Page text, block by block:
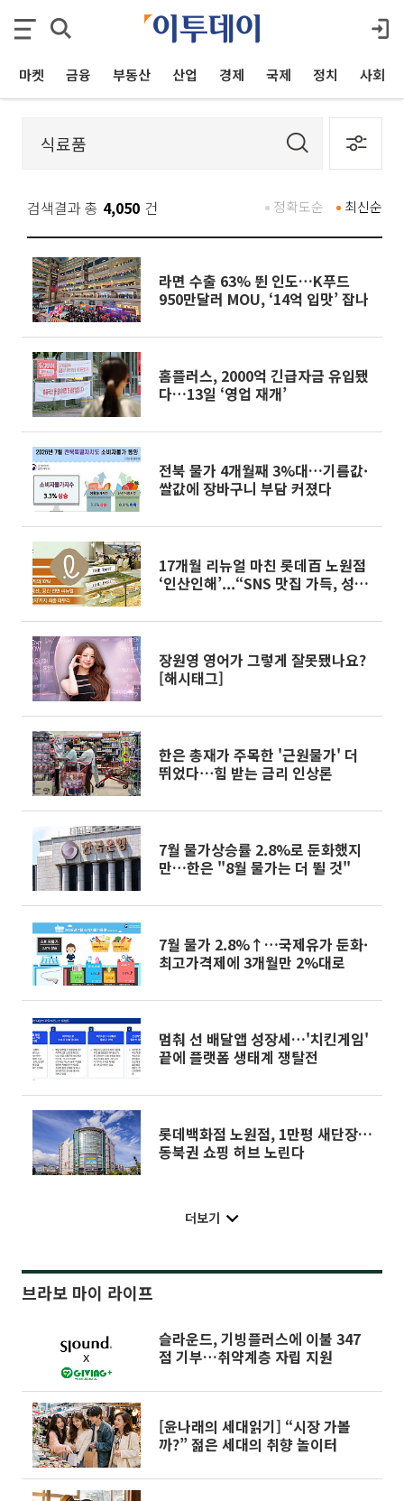
마켓 금융 부동산 산업 경제 국제 정치 사회
검색결과 총 4,050 건 최신순
정확도순
라면 수출 63% 뛴 인도…K푸드
950만달러 MOU, ‘14억 입맛’ 잡나
홈플러스, 2000억 긴급자금 유입됐
다…13일 ‘영업 재개’
전북 물가 4개월째 3%대…기름값·
쌀값에 장바구니 부담 커졌다
17개월 리뉴얼 마친 롯데百 노원점
‘인산인해’...“SNS 맛집 가득, 성수
장원영 영어가 그렇게 잘못됐나요?
[해시태그]
한은 총재가 주목한 '근원물가' 더
뛰었다⋯힘 받는 금리 인상론
7월 물가상승률 2.8%로 둔화했지
만…한은 "8월 물가는 더 뛸 것"
7월 물가 2.8%↑…국제유가 둔화·
최고가격제에 3개월만 2%대로
멈춰 선 배달앱 성장세…'치킨게임'
끝에 플랫폼 생태계 쟁탈전
롯데백화점 노원점, 1만평 새단장…
동북권 쇼핑 허브 노린다
더보기
브라보 마이 라이프
슬라운드, 기빙플러스에 이불 347
점 기부…취약계층 자립 지원
[윤나래의 세대읽기] “시장 가볼
까?” 젊은 세대의 취향 놀이터